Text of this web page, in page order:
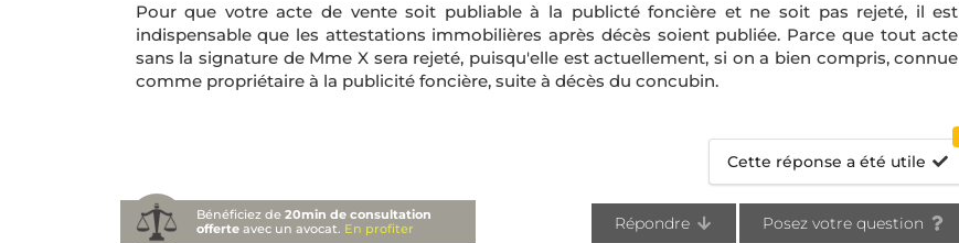
Pour que votre acte de vente soit publiable à la publicté foncière et ne soit pas rejeté, il est
indispensable que les attestations immobilières après décès soient publiée. Parce que tout acte
sans la signature de Mme X sera rejeté, puisqu'elle est actuellement, si on a bien compris, connue
comme propriétaire à la publicité foncière, suite à décès du concubin.
Cette réponse a été utile
Bénéficiez de20min de consultation
offerte avec un avocat. En profiter Répondre Posez votre question